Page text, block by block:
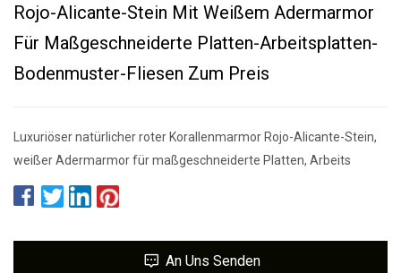
Rojo-Alicante-Stein Mit Weißem Adermarmor
Für Maßgeschneiderte Platten-Arbeitsplatten-
Bodenmuster-Fliesen Zum Preis
Luxuriöser natürlicher roter Korallenmarmor Rojo-Alicante-Stein,
weißer Adermarmor für maßgeschneiderte Platten, Arbeits
An Uns Senden